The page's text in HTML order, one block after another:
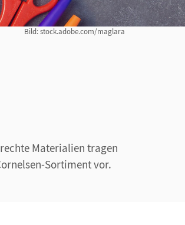
Bild: stock.adobe.com/maglara
Materialien tragen
Sortiment vor.